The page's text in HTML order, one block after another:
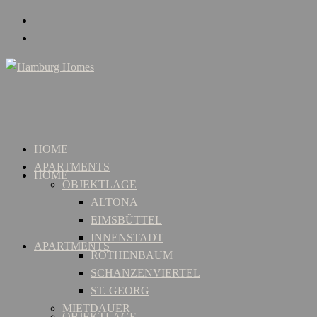
HOME
APARTMENTS
HOME
APARTMENTS
OBJEKTLAGE
ALTONA
EIMSBÜTTEL
INNENSTADT
ROTHENBAUM
SCHANZENVIERTEL
ST. GEORG
MIETDAUER